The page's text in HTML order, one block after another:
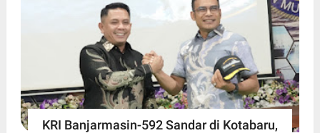
KRI Banjarmasin-592 Sandar di Kotabaru,